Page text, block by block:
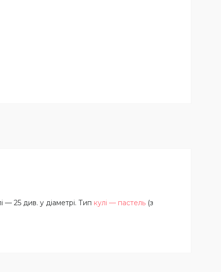
— 25 див. у діаметрі. Тип кулі — пастель (з